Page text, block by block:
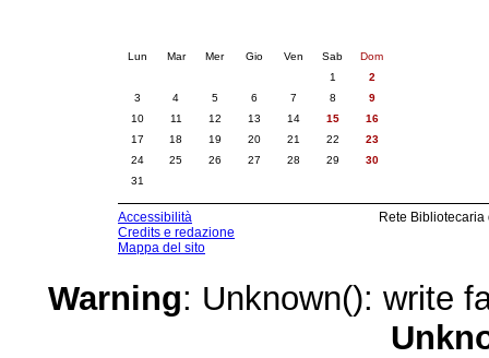
Lun Mar Mer Gio Ven Sab
Dom
1
2
3
4 5 6 7 8
9
10
11 12 13 14 15
16
17
18 19 20 21 22
23
24
25 26 27 28 29
30
31
Accessibilità
Credits e redazione
Mappa del sito
Rete
Warning: Unknown(): write